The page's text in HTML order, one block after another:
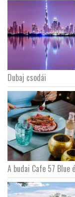
Dubaj csodái
A budai Cafe 57